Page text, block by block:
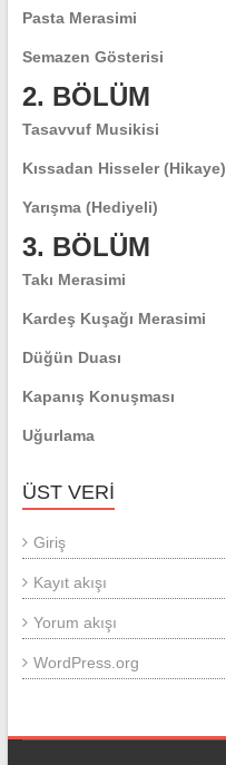
Pasta Merasimi
Semazen Gösterisi
2. BÖLÜM
Tasavvuf Musikisi
Kıssadan Hisseler (Hikaye)
Yarışma (Hediyeli)
3. BÖLÜM
Takı Merasimi
Kardeş Kuşağı Merasimi
Düğün Duası
Kapanış Konuşması
Uğurlama
ÜST VERI
Giriş
Kayıt akışı
Yorum akışı
WordPress.org